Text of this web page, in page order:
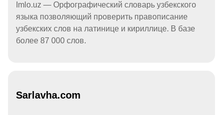
Imlo.uz — Орфографический словарь узбекского
языка позволяющий проверить правописание
узбекских слов на латинице и кириллице. В базе
более 87 000 слов.
Sarlavha.com